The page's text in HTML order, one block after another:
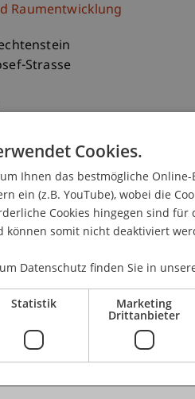
Raumentwicklung
Strasse
Gamprin, After the
Cookies.
Ihnen das bestmögliche
ein (z.B. YouTube), wobei die
Cookies hingegen sind
können somit nicht deaktiviert
Datenschutz finden Sie in
Statistik Marketing
Drittanbieter